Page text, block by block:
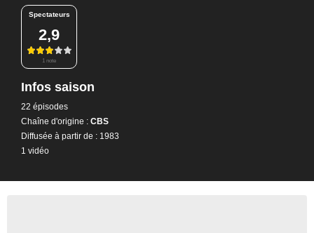
Spectateurs
2,9
1 note
Infos saison
22 épisodes
Chaîne d'origine : CBS
Diffusée à partir de : 1983
1 vidéo